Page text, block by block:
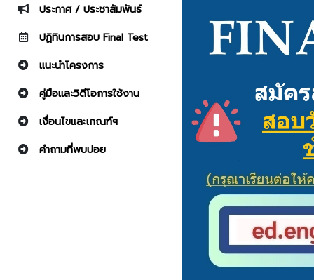
ประกาศ / ประชาสัมพันธ์
ปฏิทินการสอบ Final Test
แนะนำโครงการ
คู่มือและวิดีโอการใช้งาน
เงื่อนไขและเกณฑ์ฯ
คำถามที่พบบ่อย